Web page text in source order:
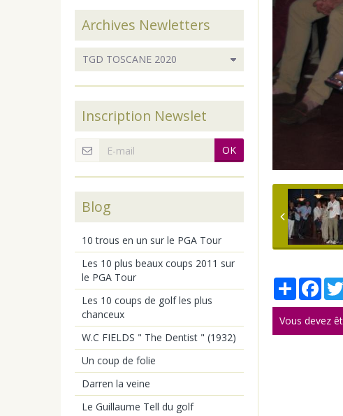
Partager
Vous devez
Archives Newletters
Inscription Newslet
OK
Blog
10 trous en un sur le PGA Tour
Les 10 plus beaux coups 2011 sur
le PGA Tour
Les 10 coups de golf les plus
chanceux
W.C FIELDS " The Dentist " (1932)
Un coup de folie
Darren la veine
Le Guillaume Tell du golf